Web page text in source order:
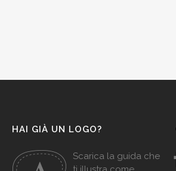
HAI GIÀ UN LOGO?
Scarica la guida che